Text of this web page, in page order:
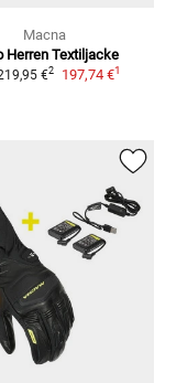
Macna
Herren Textiljacke
€2 197,74 €1